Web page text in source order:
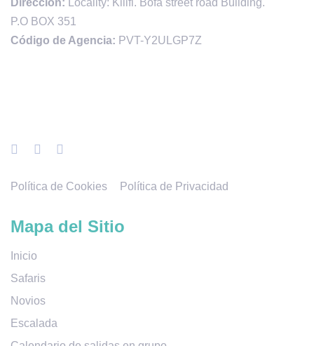
Dirección:
Locality: Kilifi. Bofa street road Building.
P.O BOX 351
Código de Agencia: PVT-Y2ULGP7Z
Política de Cookies Política de Privacidad
Mapa del Sitio
Inicio
Safaris
Novios
Escalada